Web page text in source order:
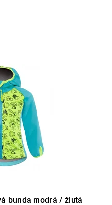
bunda modrá / žlutá